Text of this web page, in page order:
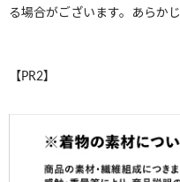
る場合がございます。あらか
【PR2】